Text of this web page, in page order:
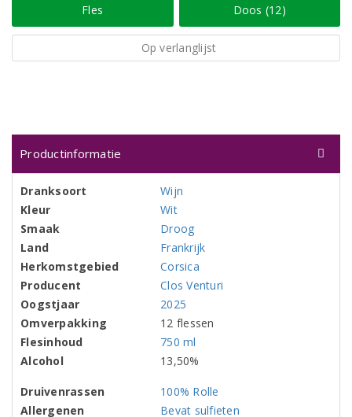
Fles Doos (12)
Op verlanglijst
Productinformatie
Dranksoort
Wijn
Kleur
Wit
Smaak
Droog
Land
Frankrijk
Herkomstgebied
Corsica
Producent
Clos Venturi
Oogstjaar
2025
Omverpakking
12 flessen
Flesinhoud
750 ml
Alcohol
13,50%
Druivenrassen
100% Rolle
Allergenen
Bevat sulfieten